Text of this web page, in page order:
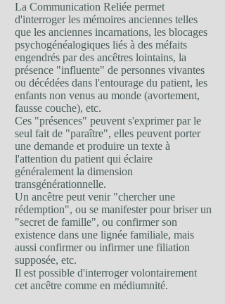
La Communication Reliée permet
d'interroger les mémoires anciennes telles
que les anciennes incarnations, les blocages
psychogénéalogiques liés à des méfaits
engendrés par des ancêtres lointains, la
présence "influente" de personnes vivantes
ou décédées dans l'entourage du patient, les
enfants non venus au monde (avortement,
fausse couche), etc.
Ces "présences" peuvent s'exprimer par le
seul fait de "paraître", elles peuvent porter
une demande et produire un texte à
l'attention du patient qui éclaire
généralement la dimension
transgénérationnelle.
Un ancêtre peut venir "chercher une
rédemption", ou se manifester pour briser un
"secret de famille", ou confirmer son
existence dans une lignée familiale, mais
aussi confirmer ou infirmer une filiation
supposée, etc.
Il est possible d'interroger volontairement
cet ancêtre comme en médiumnité.